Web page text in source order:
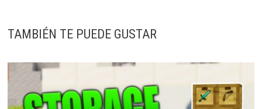
TAMBIÉN TE PUEDE GUSTAR